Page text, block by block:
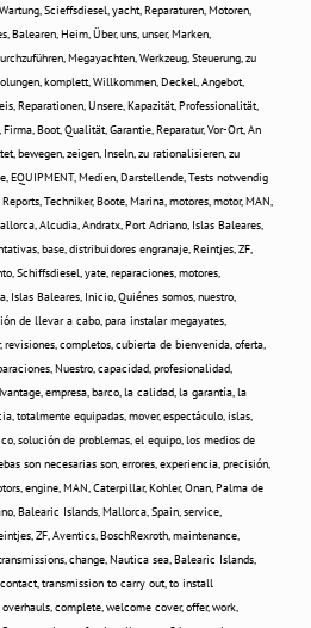
Scieffsdiesel, yacht, Reparaturen, Motoren,
Balearen, Heim, Über, uns, unser, Marken,
Megayachten, Werkzeug, Steuerung, zu
komplett, Willkommen, Deckel, Angebot,
Reparationen, Unsere, Kapazität, Professionalität,
Boot, Qualität, Garantie, Reparatur, Vor-Ort, An
bewegen, zeigen, Inseln, zu rationalisieren, zu
EQUIPMENT, Medien, Darstellende, Tests notwendig
Techniker, Boote, Marina, motores, motor, MAN,
Alcudia, Andratx, Port Adriano, Islas Baleares,
base, distribuidores engranaje, Reintjes, ZF,
Schiffsdiesel, yate, reparaciones, motores,
Islas Baleares, Inicio, Quiénes somos, nuestro,
de llevar a cabo, para instalar megayates,
revisiones, completos, cubierta de bienvenida, oferta,
Nuestro, capacidad, profesionalidad,
empresa, barco, la calidad, la garantía, la
totalmente equipadas, mover, espectáculo, islas,
solución de problemas, el equipo, los medios de
son necesarias son, errores, experiencia, precisión,
engine, MAN, Caterpillar, Kohler, Onan, Palma de
Balearic Islands, Mallorca, Spain, service,
ZF, Aventics, BoschRexroth, maintenance,
change, Nautica sea, Balearic Islands,
contact, transmission to carry out, to install
complete, welcome cover, offer, work,